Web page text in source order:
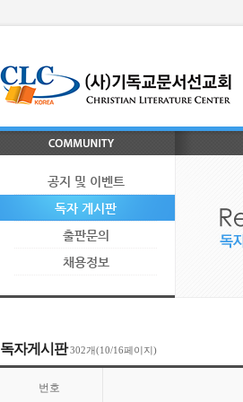
공지 및 이벤트
독자 게시판
출판문의
채용정보
독자게시판302개(10/16페이지)
번호